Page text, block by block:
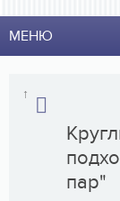
МЕНЮ
↑
пар"